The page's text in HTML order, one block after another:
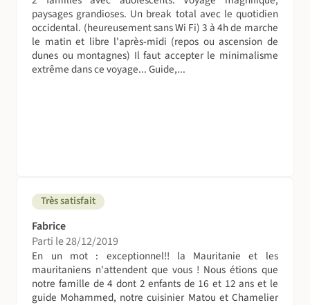
en auberge est prévu le matin avant votre transfert à
l’aéroport.
A table !
Les repas sont préparés par un cuisinier avec des
es jerrycans d'eau sont chargés sur les chameaux, mulets
ou 4x4, pour la boisson et la préparation des repas.
Souvent potable, il faudra néanmoins la purifier avec des
pastilles purifiantes (Micropur).
La toilette (et les toilettes)
Utiliser un récipient type tupperware ou bassine suffisant
paysages grandioses. Un break total avec le quotidien
occidental. (heureusement sans Wi Fi) 3 à 4h de marche
le matin et libre l'après-midi (repos ou ascension de
dunes ou montagnes) Il faut accepter le minimalisme
extrême dans ce voyage... Guide,...
Très satisfait
Fabrice
Parti le 28/12/2019
En un mot : exceptionnel!! la Mauritanie et les
mauritaniens n'attendent que vous ! Nous étions que
notre famille de 4 dont 2 enfants de 16 et 12 ans et le
guide Mohammed, notre cuisinier Matou et Chamelier